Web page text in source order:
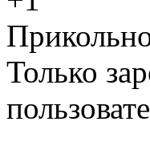
Только